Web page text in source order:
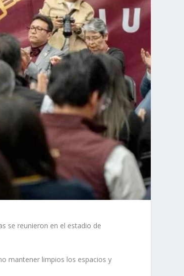
se reunieron en el estadio de
mantener limpios los espacios y